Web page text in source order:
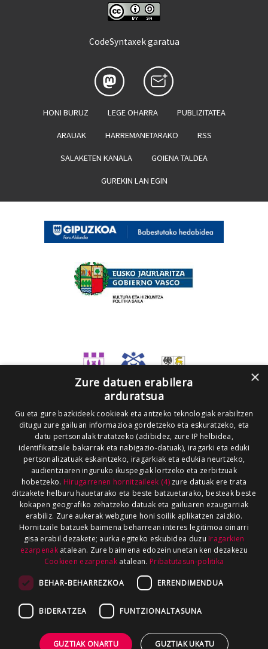
CodeSyntaxek garatua
HONI BURUZ LEGE OHARRA PUBLIZITATEA
ARAUAK HARREMANETARAKO RSS
SALAKETEN KANALA GOIENA TALDEA
GUREKIN LAN EGIN
×
Zure datuen erabilera
arduratsua
Gu eta gure bazkideek cookieak eta antzeko teknologiak erabiltzen
ditugu zure gailuan informazioa gordetzeko eta eskuratzeko, eta
datu pertsonalak tratatzeko (adibidez, zure IP helbidea,
identifikatzaile bakarrak eta nabigazio-datuak), iragarki eta eduki
pertsonalizatuak eskaintzeko, iragarkiak eta edukia neurtzeko,
audientziaren inguruko ikuspegiak lortzeko eta zerbitzuak
hobetzeko. Hirugarrenen hornitzaileek (4)zure datuak ere trata
ditzakete helburu hauetarako eta beste batzuetarako, besteak beste
kokapen geografiko zehatzeko datuak eta gailuaren ezaugarriak
erabiliz. Zure aukerak webgune honi soilik aplikatzen zaizkio.
Hornitzaile batzuek baimena beharrean interes legitimoa oinarri
gisa erabil dezakete; aurka egiteko eskubidea duzu Iragarkien
ezarpenakatalean. Zure baimena edozein unetan ken dezakezu
Cookieen ezarpenak atalean. Pribatutasun-politika
BEHAR-BEHARREZKOA ERRENDIMENDUA
BIDERATZEA FUNTZIONALTASUNA
GUZTIAK ONARTU GUZTIAK UKATU